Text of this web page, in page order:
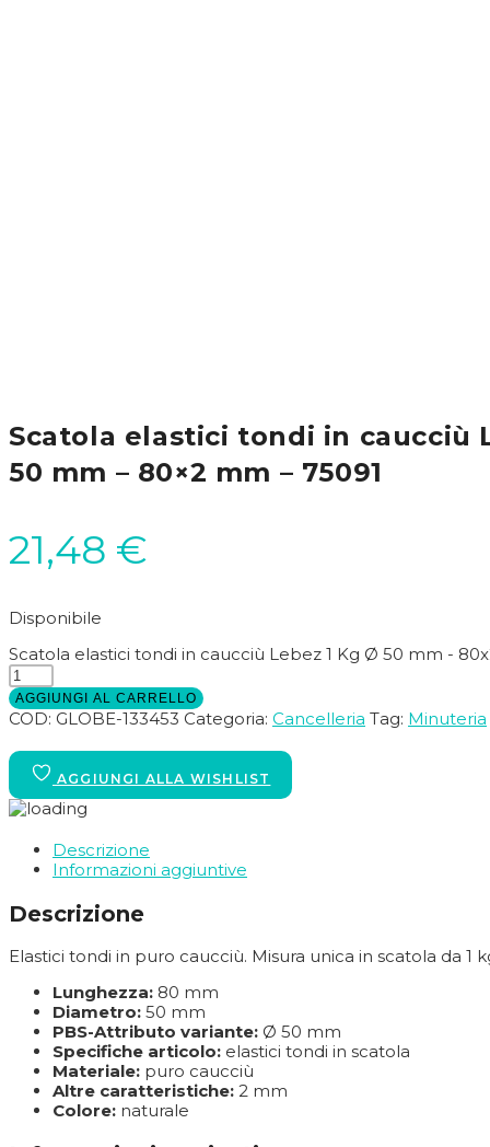
Scatola elastici tondi in caucciù
50 mm – 80×2 mm – 75091
21,48 €
Disponibile
Scatola elastici tondi in caucciù Lebez 1 Kg Ø 50 mm -
AGGIUNGI AL CARRELLO
COD: GLOBE-133453 Categoria: Cancelleria Tag: Minuteria
Descrizione
Informazioni aggiuntive
Descrizione
Elastici tondi in puro caucciù. Misura unica in scatola da
Lunghezza: 80 mm
Diametro: 50 mm
PBS-Attributo variante: Ø 50 mm
Specifiche articolo: elastici tondi in scatola
Materiale: puro caucciù
Altre caratteristiche: 2 mm
Colore: naturale